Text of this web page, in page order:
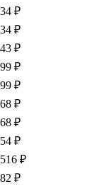
₽
₽
₽
₽
₽
₽
₽
₽
₽
₽